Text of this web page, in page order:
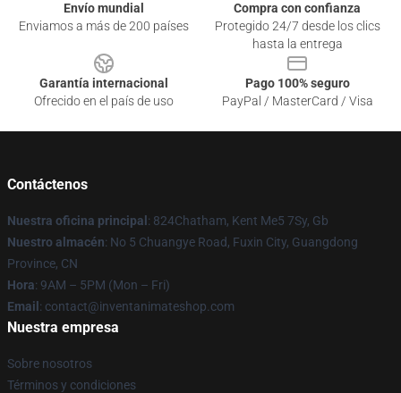
Envío mundial
Enviamos a más de 200 países
Compra con confianza
Protegido 24/7 desde los clics
hasta la entrega
Garantía internacional
Ofrecido en el país de uso
Pago 100% seguro
PayPal / MasterCard / Visa
Contáctenos
Nuestra oficina principal : 824Chatham, Kent Me5 7Sy, Gb
Nuestro almacén: No 5 Chuangye Road, Fuxin City, Guangdong
Province, CN
Hora: 9AM – 5PM (Mon – Fri)
Email : contact@inventanimateshop.com
Nuestra empresa
Sobre nosotros
Términos y condiciones